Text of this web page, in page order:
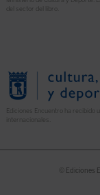
del sector del libro.
Ediciones Encuentro ha recibido
© Ediciones